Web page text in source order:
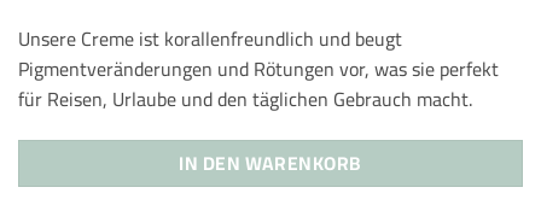
Unsere Creme ist korallenfreundlich und beugt
Pigmentveränderungen und Rötungen vor, was sie perfekt
für Reisen, Urlaube und den täglichen Gebrauch macht.
IN DEN WARENKORB